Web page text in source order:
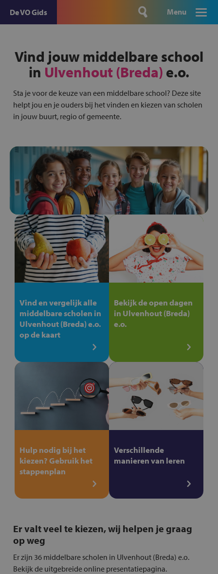
De VO Gids Menu
Vind jouw middelbare school
in Ulvenhout (Breda) e.o.
Sta je voor de keuze van een middelbare school? Deze site
helpt jou en je ouders bij het vinden en kiezen van scholen
in jouw buurt, regio of gemeente.
Vind en vergelijk alle
middelbare scholen in
Ulvenhout (Breda) e.o.
op de kaart
Bekijk de open dagen
in Ulvenhout (Breda)
e.o.
Hulp nodig bij het
kiezen? Gebruik het
stappenplan
Verschillende
manieren van leren
Er valt veel te kiezen, wij helpen je graag
op weg
Er zijn 36 middelbare scholen in Ulvenhout (Breda) e.o.
Bekijk de uitgebreide online presentatiepagina.